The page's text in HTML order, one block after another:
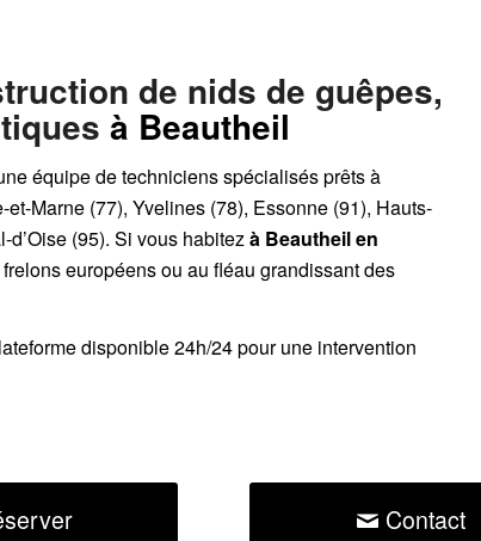
de nids de guêpes,
à Beautheil
équipe de techniciens spécialisés prêts à
Marne (77), Yvelines (78), Essonne (91), Hauts-
(95). Si vous habitez à Beautheilen
européens ou au fléau grandissant des
disponible 24h/24pour une intervention
Contact